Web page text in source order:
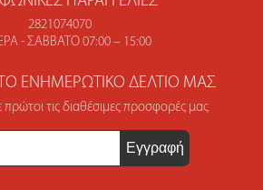
2821074070
- ΣΆΒΒΑΤΟ 07:00 – 15:00
ΕΝΗΜΕΡΩΤΙΚΌ ΔΕΛΤΊΟ ΜΑΣ
πρώτοι τις διαθέσιμες προσφορές μας